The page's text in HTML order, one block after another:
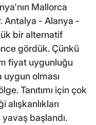
Mallorca
Antalya - Alanya -
bir alternatif
gördük. Çünkü
fiyat uygunluğu
uygun olması
Tanıtımı için çok
alışkanlıkları
başlandı.